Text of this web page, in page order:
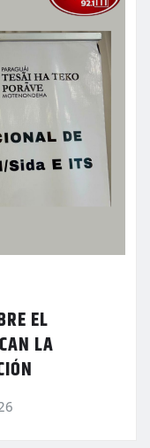
EL
LA